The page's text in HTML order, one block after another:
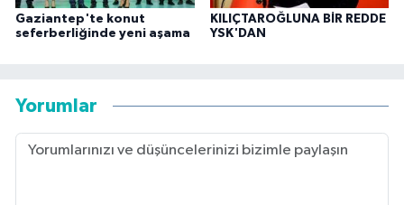
Gaziantep'te konut
seferberliğinde yeni aşama
KILIÇTAROĞLUNA BİR REDDE
YSK'DAN
Yorumlar